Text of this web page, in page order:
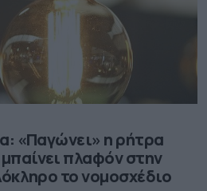
«Παγώνει» η ρήτρα
πλαφόν στην
το νομοσχέδιο